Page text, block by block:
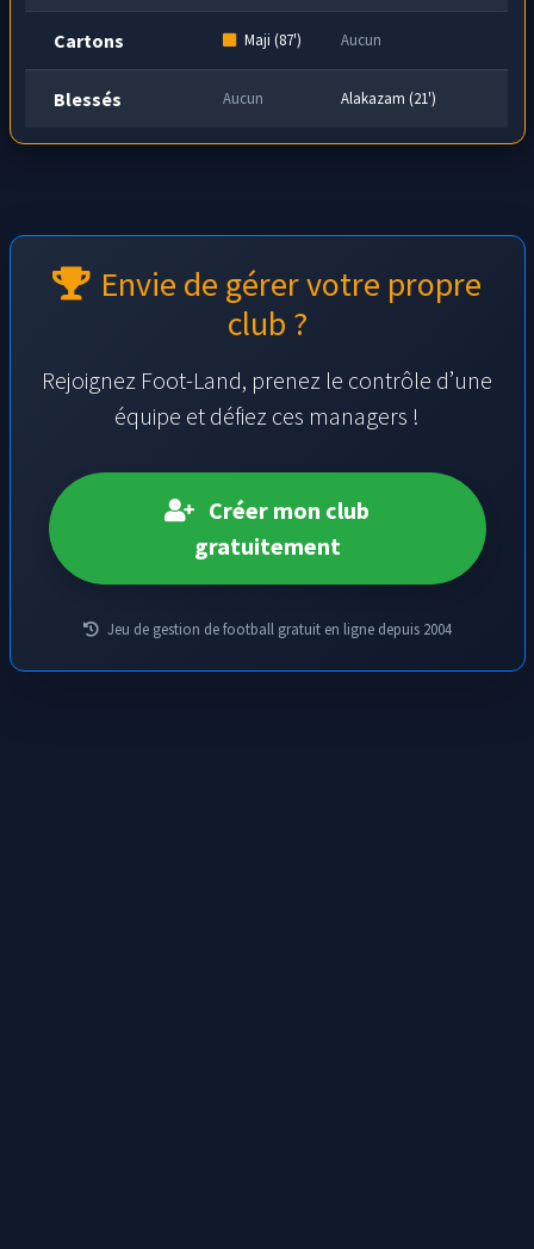
Cartons Maji (87') Aucun
Blessés Aucun Alakazam (21')
Envie de gérer votre propre
club ?
Rejoignez Foot-Land, prenez le contrôle d’une
équipe et défiez ces managers !
Créer mon club
gratuitement
Jeu de gestion de football gratuit en ligne depuis 2004